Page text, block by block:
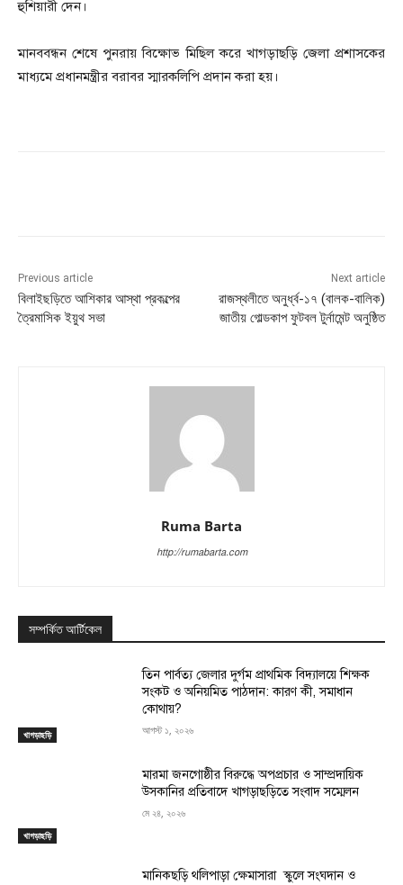
হুশিয়ারী দেন।
মানববন্ধন শেষে পুনরায় বিক্ষোভ মিছিল করে খাগড়াছড়ি জেলা প্রশাসকের
মাধ্যমে প্রধানমন্ত্রীর বরাবর স্মারকলিপি প্রদান করা হয়।
Previous article
বিলাইছড়িতে আশিকার আস্থা প্রকল্পের
ত্রৈমাসিক ইয়ুথ সভা
Next article
রাজস্থলীতে অনুর্ধ্ব-১৭ (বালক-বালিক)
জাতীয় গোল্ডকাপ ফুটবল টুর্নামেন্ট অনুষ্ঠিত
Ruma Barta
http://rumabarta.com
সম্পর্কিত আর্টিকেল
খাগড়াছড়ি
তিন পার্বত্য জেলার দুর্গম প্রাথমিক বিদ্যালয়ে শিক্ষক
সংকট ও অনিয়মিত পাঠদান: কারণ কী, সমাধান
কোথায়?
আগস্ট ১, ২০২৬
খাগড়াছড়ি
মারমা জনগোষ্ঠীর বিরুদ্ধে অপপ্রচার ও সাম্প্রদায়িক
উসকানির প্রতিবাদে খাগড়াছড়িতে সংবাদ সম্মেলন
মে ২৪, ২০২৬
মানিকছড়ি থলিপাড়া ক্ষেমাসারা স্কুলে সংঘদান ও